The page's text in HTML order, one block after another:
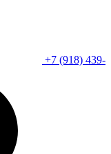
+7 (918) 439-